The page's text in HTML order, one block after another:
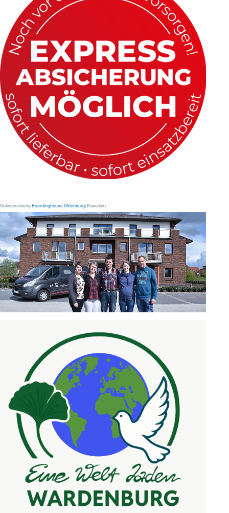
Onlinewerbung Boardinghouse Oldenburg | Kowalski